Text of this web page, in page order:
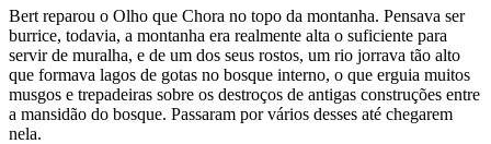
Bert reparou o Olho que Chora no topo da montanha. Pensava ser
burrice, todavia, a montanha era realmente alta o suficiente para
servir de muralha, e de um dos seus rostos, um rio jorrava tão alto
que formava lagos de gotas no bosque interno, o que erguia muitos
musgos e trepadeiras sobre os destroços de antigas construções entre
a mansidão do bosque. Passaram por vários desses até chegarem
nela.